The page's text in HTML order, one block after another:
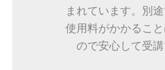
まれています。別
使用料がかかるこ
ので安心して受講